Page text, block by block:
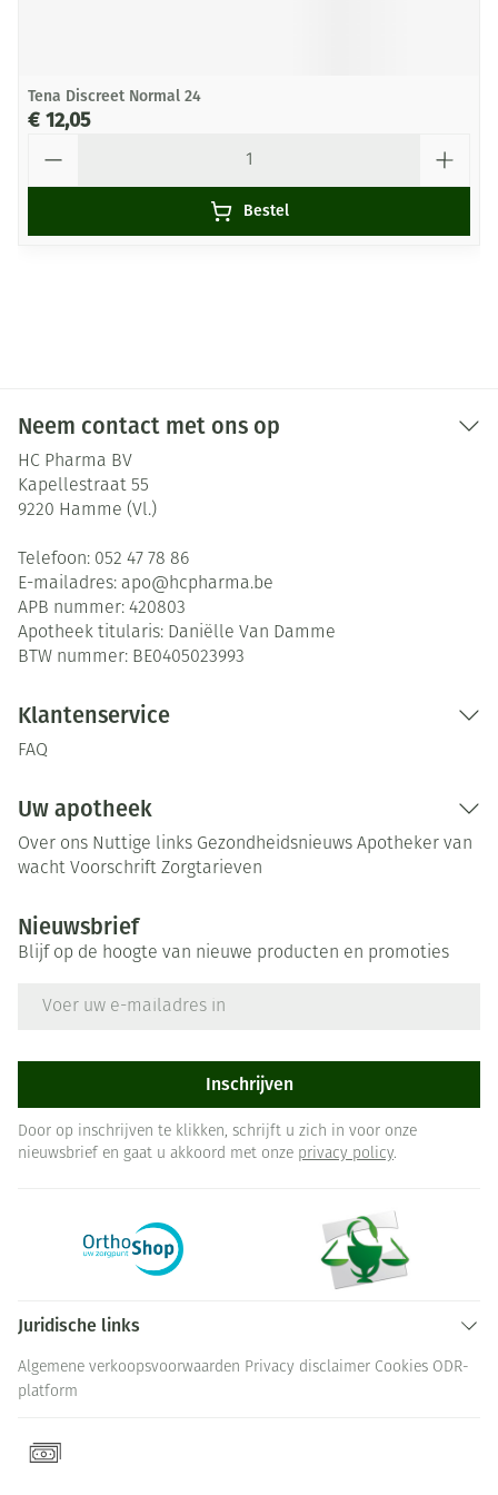
Tena Discreet Normal 24
€ 12,05
Bestel
Neem contact met ons op
HC Pharma BV
Kapellestraat 55
9220 Hamme (Vl.)
Telefoon: 052 47 78 86
E-mailadres: apo@hcpharma.be
APB nummer: 420803
Apotheek titularis: Daniëlle Van Damme
BTW nummer: BE0405023993
Klantenservice
FAQ
Uw apotheek
Over ons Nuttige links Gezondheidsnieuws Apotheker van
wacht Voorschrift Zorgtarieven
Nieuwsbrief
Blijf op de hoogte van nieuwe producten en promoties
Inschrijven
Door op inschrijven te klikken, schrijft u zich in voor onze
nieuwsbrief en gaat u akkoord met onze privacy policy.
Juridische links
Algemene verkoopsvoorwaarden Privacy disclaimer Cookies ODR-
platform